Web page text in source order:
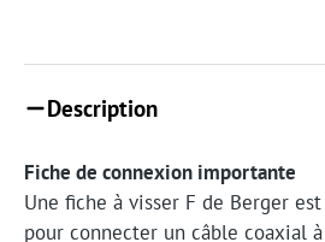
Description
Fiche de connexion importante
Une fiche à visser F de Berger
pour connecter un câble coaxial